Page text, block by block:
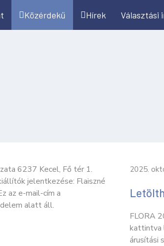
Közérdekű Hírek Választási
6237 Kecel, Fő tér 1.
jelentkezése: Flaiszné
az e-mail-cím a
alatt áll.
2025.
FLORA
kattintva
árusítási